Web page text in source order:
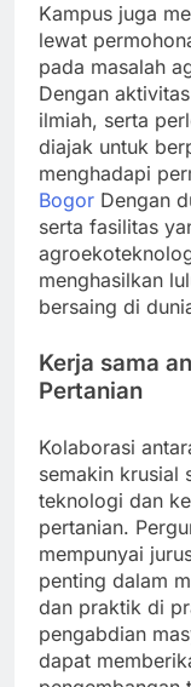
Kampus juga
lewat
pada masalah
Dengan
ilmiah, serta
diajak untuk
menghadapi
Bogor Dengan
serta fasilitas
menghasilkan
bersaing di
Kerja sama
Pertanian
Kolaborasi
semakin krusial
teknologi dan
pertanian.
mempunyai
penting dalam
dan praktik di
pengabdian
dapat